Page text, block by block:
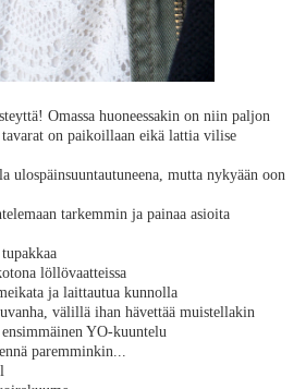
Omassa huoneessakin on niin paljon
on paikoillaan eikä lattia vilise
ulospäinsuuntautuneena, mutta nykyään oon
tarkemmin ja painaa asioita
löllövaatteissa
ja laittautua kunnolla
välillä ihan hävettää muistellakin
YO-kuuntelu
paremminkin...